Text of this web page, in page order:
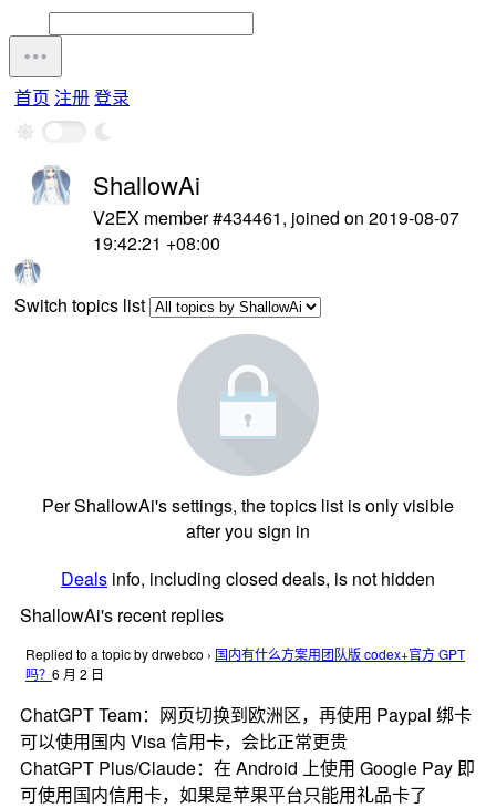
首页 注册登录
ShallowAi
V2EX member #434461, joined on 2019-08-07
19:42:21 +08:00
Switch topics list
Per ShallowAi's settings, the topics list is only visible
after you sign in
Deals info, including closed deals, is not hidden
ShallowAi's recent replies
Replied to a topic by drwebco › 国内有什么方案用团队版 codex+官方 GPT
吗？ 6 月 2 日
ChatGPT Team：网页切换到欧洲区，再使用 Paypal 绑卡
可以使用国内 Visa 信用卡，会比正常更贵
ChatGPT Plus/Claude：在 Android 上使用 Google Pay 即
可使用国内信用卡，如果是苹果平台只能用礼品卡了